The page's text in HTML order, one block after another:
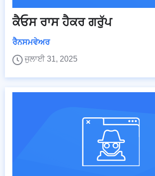
ਕੈਓਸ ਰਾਸ ਹੈਕਰ ਗਰੁੱਪ
ਰੈਨਸਮਵੇਅਰ
ਜੁਲਾਈ 31, 2025